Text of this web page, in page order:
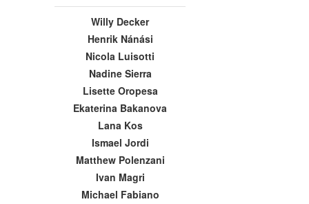
Willy Decker
Henrik Nánási
Nicola Luisotti
Nadine Sierra
Lisette Oropesa
Ekaterina Bakanova
Lana Kos
Ismael Jordi
Matthew Polenzani
Ivan Magri
Michael Fabiano